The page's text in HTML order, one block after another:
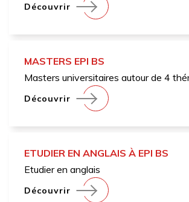
Découvrir
MASTERS EPI BS
Masters universitaires autour de 4
Découvrir
ETUDIER EN ANGLAIS À EPI BS
Etudier en anglais
Découvrir